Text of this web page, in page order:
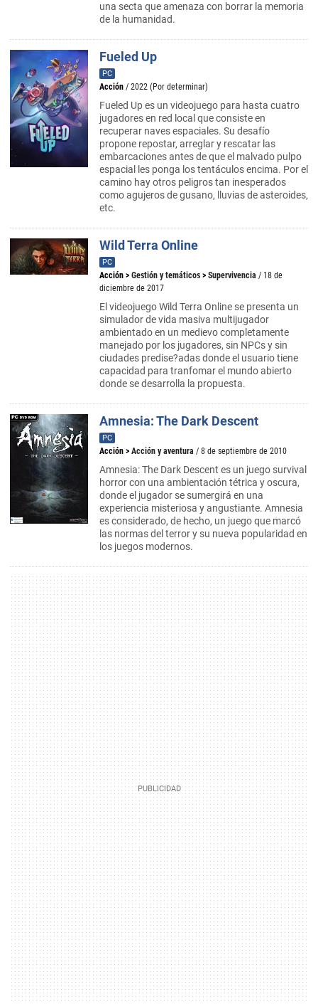
una secta que amenaza con borrar la memoria
de la humanidad.
Fueled Up
PC
Acción / 2022 (Por determinar)
Fueled Up es un videojuego para hasta cuatro
jugadores en red local que consiste en
recuperar naves espaciales. Su desafío
propone repostar, arreglar y rescatar las
embarcaciones antes de que el malvado pulpo
espacial les ponga los tentáculos encima. Por el
camino hay otros peligros tan inesperados
como agujeros de gusano, lluvias de asteroides,
etc.
Wild Terra Online
PC
Acción > Gestión y temáticos > Supervivencia / 18 de
diciembre de 2017
El videojuego Wild Terra Online se presenta un
simulador de vida masiva multijugador
ambientado en un medievo completamente
manejado por los jugadores, sin NPCs y sin
ciudades predise?adas donde el usuario tiene
capacidad para tranfomar el mundo abierto
donde se desarrolla la propuesta.
Amnesia: The Dark Descent
PC
Acción > Acción y aventura / 8 de septiembre de 2010
Amnesia: The Dark Descent es un juego survival
horror con una ambientación tétrica y oscura,
donde el jugador se sumergirá en una
experiencia misteriosa y angustiante. Amnesia
es considerado, de hecho, un juego que marcó
las normas del terror y su nueva popularidad en
los juegos modernos.